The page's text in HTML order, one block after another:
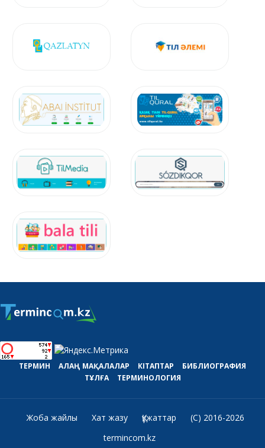
ТЕРМИН АЛАҢ МАҚАЛАЛАР КІТАПТАР
БИБЛИОГРАФИЯ
ТҰЛҒА
ТЕРМИНОЛОГИЯ
Жоба жайлы Хат жазу Құжаттар
(C) 2016-2026
termincom.kz